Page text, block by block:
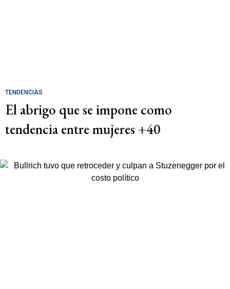
TENDENCIAS
El abrigo que se impone como
tendencia entre mujeres +40